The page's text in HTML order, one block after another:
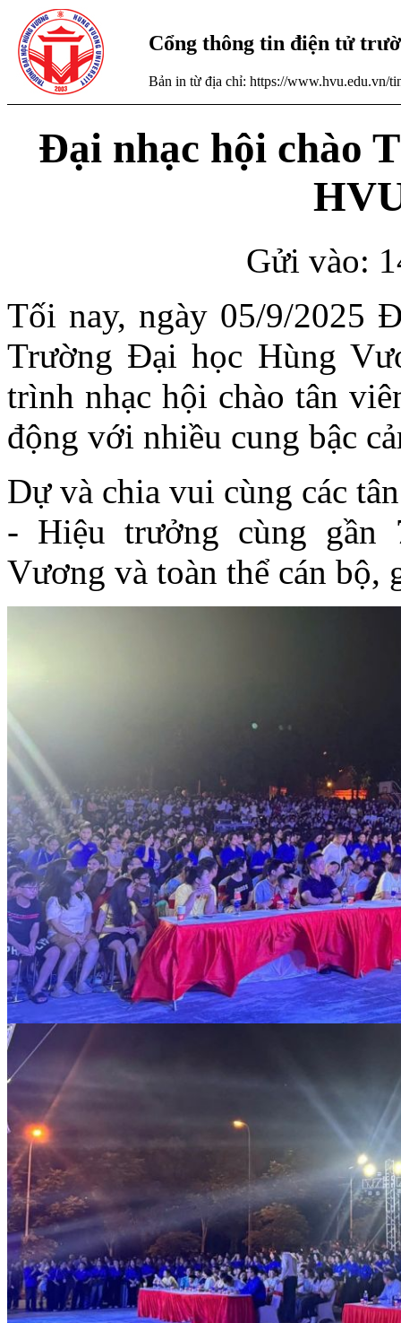
Cổng thông tin điện tử
Bản in từ địa chỉ: https://www.hvu.edu.vn/
Đại nhạc hội chào
Gửi vào:
Tối nay, ngày 05/9/2025
Trường Đại học Hùng
trình nhạc hội chào tân
động với nhiều cung bậc
Dự và chia vui cùng các
- Hiệu trưởng cùng gần
Vương và toàn thể cán bộ,